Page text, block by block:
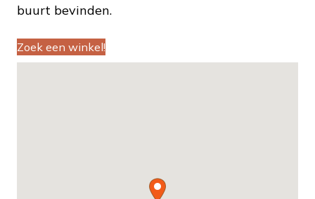
buurt bevinden.
Zoek een winkel!